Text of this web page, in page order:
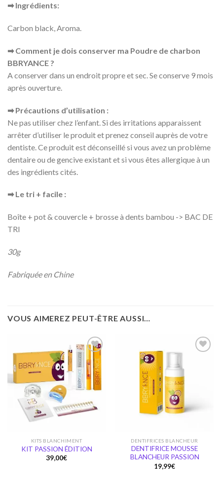
➡ Ingrédients:
Carbon black, Aroma.
➡ Comment je dois conserver ma Poudre de charbon
BBRYANCE ?
A conserver dans un endroit propre et sec. Se conserve 9 mois
après ouverture.
➡ Précautions d’utilisation :
Ne pas utiliser chez l’enfant. Si des irritations apparaissent
arrêter d’utiliser le produit et prenez conseil auprès de votre
dentiste. Ce produit est déconseillé si vous avez un problème
dentaire ou de gencive existant et si vous êtes allergique à un
des ingrédients cités.
➡ Le tri + facile :
Boîte + pot & couvercle + brosse à dents bambou -> BAC DE
TRI
30g
Fabriquée en Chine
VOUS AIMEREZ PEUT-ÊTRE AUSSI…
Ajouter
wishlist
KITS BLANCHIMENT
KIT PASSION ÉDITION
39,00€
DENTIFRICES BLANCHEUR
DENTIFRICE MOUSSE
BLANCHEUR PASSION
19,99€